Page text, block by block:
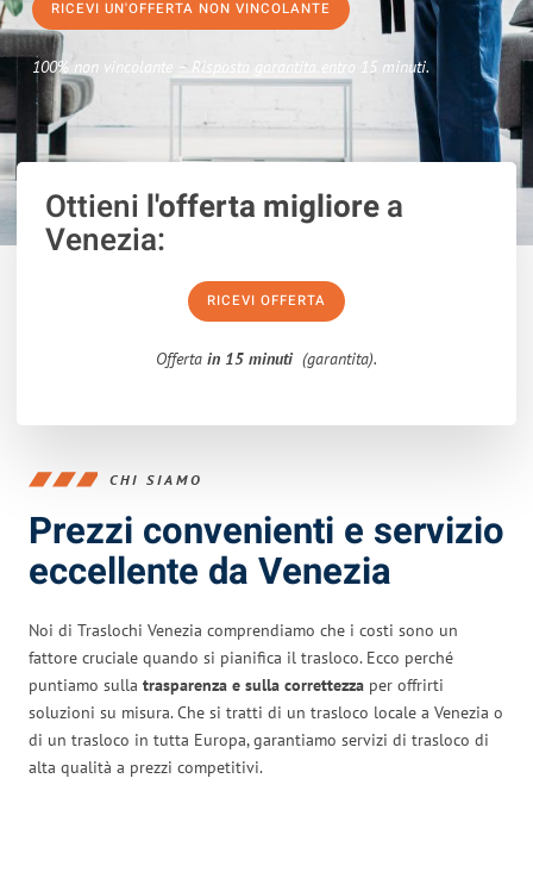
RICEVI UN'OFFERTA NON VINCOLANTE
100% non vincolante – Risposta garantita entro 15 minuti.
Ottieni l'offerta migliorea
Venezia:
RICEVI OFFERTA
Offerta in 15 minuti (garantita).
CHI SIAMO
Prezzi convenienti e servizio
eccellente da Venezia
Noi di Traslochi Venezia comprendiamo che i costi sono un
fattore cruciale quando si pianifica il trasloco. Ecco perché
puntiamo sulla trasparenza e sulla correttezza per offrirti
soluzioni su misura. Che si tratti di un trasloco locale a Venezia o
di un trasloco in tutta Europa, garantiamo servizi di trasloco di
alta qualità a prezzi competitivi.